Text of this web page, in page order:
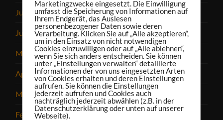
Juli 2022
Juni 2022
Mai 2022
April 2022
März 2022
Februar 2022
Marketingzwecke eingesetzt. Die Einwilligung
umfasst die Speicherung von Informationen auf
Ihrem Endgerät, das Auslesen
personenbezogener Daten sowie deren
Verarbeitung. Klicken Sie auf „Alle akzeptieren“,
um in den Einsatz von nicht notwendigen
Cookies einzuwilligen oder auf „Alle ablehnen“,
wenn Sie sich anders entscheiden. Sie können
unter „Einstellungen verwalten“ detaillierte
Informationen der von uns eingesetzten Arten
von Cookies erhalten und deren Einstellungen
aufrufen. Sie können die Einstellungen
jederzeit aufrufen und Cookies auch
nachträglich jederzeit abwählen (z.B. in der
Datenschutzerklärung oder unten auf unserer
Webseite).